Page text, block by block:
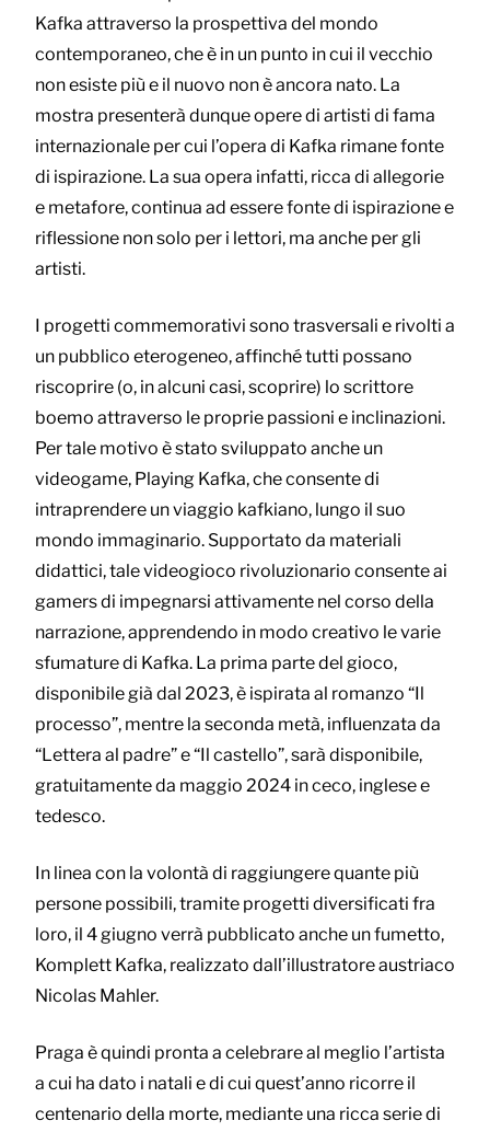
Kafka attraverso la prospettiva del mondo
contemporaneo, che è in un punto in cui il vecchio
non esiste più e il nuovo non è ancora nato. La
mostra presenterà dunque opere di artisti di fama
internazionale per cui l’opera di Kafka rimane fonte
di ispirazione. La sua opera infatti, ricca di allegorie
e metafore, continua ad essere fonte di ispirazione e
riflessione non solo per i lettori, ma anche per gli
artisti.
I progetti commemorativi sono trasversali e rivolti a
un pubblico eterogeneo, affinché tutti possano
riscoprire (o, in alcuni casi, scoprire) lo scrittore
boemo attraverso le proprie passioni e inclinazioni.
Per tale motivo è stato sviluppato anche un
videogame, Playing Kafka, che consente di
intraprendere un viaggio kafkiano, lungo il suo
mondo immaginario. Supportato da materiali
didattici, tale videogioco rivoluzionario consente ai
gamers di impegnarsi attivamente nel corso della
narrazione, apprendendo in modo creativo le varie
sfumature di Kafka. La prima parte del gioco,
disponibile già dal 2023, è ispirata al romanzo “Il
processo”, mentre la seconda metà, influenzata da
“Lettera al padre” e “Il castello”, sarà disponibile,
gratuitamente da maggio 2024 in ceco, inglese e
tedesco.
In linea con la volontà di raggiungere quante più
persone possibili, tramite progetti diversificati fra
loro, il 4 giugno verrà pubblicato anche un fumetto,
Komplett Kafka, realizzato dall’illustratore austriaco
Nicolas Mahler.
Praga è quindi pronta a celebrare al meglio l’artista
a cui ha dato i natali e di cui quest’anno ricorre il
centenario della morte, mediante una ricca serie di